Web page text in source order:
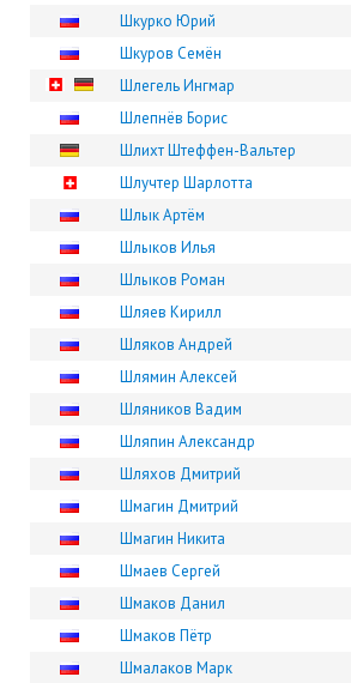
Шкурко Юрий
Шкуров Семён
Шлегель Ингмар
Шлепнёв Борис
Шлихт Штеффен-Вальтер
Шлучтер Шарлотта
Шлык Артём
Шлыков Илья
Шлыков Роман
Шляев Кирилл
Шляков Андрей
Шлямин Алексей
Шляников Вадим
Шляпин Александр
Шляхов Дмитрий
Шмагин Дмитрий
Шмагин Никита
Шмаев Сергей
Шмаков Данил
Шмаков Пётр
Шмалаков Марк